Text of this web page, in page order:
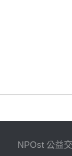
NPOst 公益